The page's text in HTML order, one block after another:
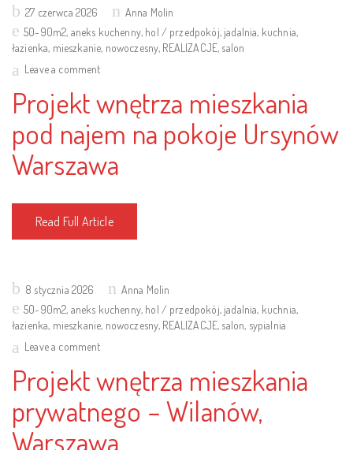
Posted
on
27 czerwca 2026
Anna Molin
50-90m2, aneks kuchenny, hol / przedpokój, jadalnia, kuchnia,
łazienka, mieszkanie, nowoczesny, REALIZACJE, salon
Leave a comment
Projekt wnętrza mieszkania
pod najem na pokoje Ursynów
Warszawa
Read Full Article
Posted
on
8 stycznia 2026
Anna Molin
50-90m2, aneks kuchenny, hol / przedpokój, jadalnia, kuchnia,
łazienka, mieszkanie, nowoczesny, REALIZACJE, salon, sypialnia
Leave a comment
Projekt wnętrza mieszkania
prywatnego – Wilanów,
Warszawa